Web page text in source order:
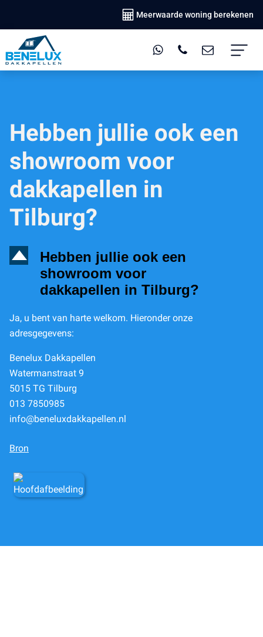
Meerwaarde woning berekenen
Hebben jullie ook een
showroom voor
dakkapellen in
Tilburg?
D
Hebben jullie ook een
showroom voor
dakkapellen in Tilburg?
Ja, u bent van harte welkom. Hieronder onze
adresgegevens:
Benelux Dakkapellen
Watermanstraat 9
5015 TG Tilburg
013 7850985
info@beneluxdakkapellen.nl
Bron